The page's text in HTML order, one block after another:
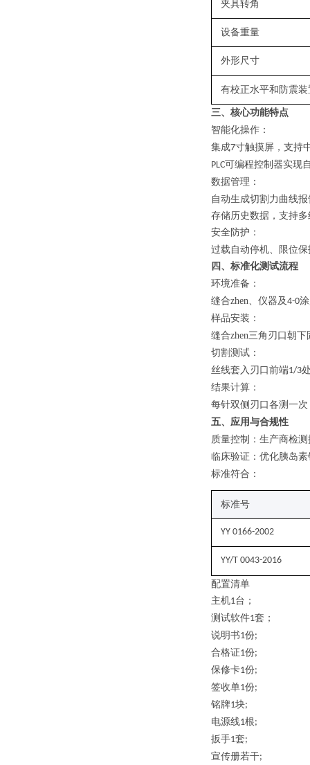
夹具转角
设备重量
外形尺寸
有校正水平和防震
三、核心功能特点
智能化操作 ：
集成7寸触摸屏，支持
PLC可编程控制器实现
数据管理 ：
自动生成切割力曲线
存储历史数据，支持
安全防护 ：
过载自动停机、限位
四、标准化测试流程
环境准备 ：
缝合zhen、仪器及4-0
样品安装 ：
缝合zhen三角刃口朝
切割测试 ：
丝线套入刃口前端1/3
结果计算 ：
每针双侧刃口各测一
五、应用与合规性
质量控制 ：生产商检
临床验证 ：优化胰岛
标准符合 ：
标准号
YY 0166-2002
YY/T 0043-2016
配置清单
主机1台；
测试软件1套；
说明书1份;
合格证1份;
保修卡1份;
签收单1份;
铭牌1块;
电源线1根;
扳手1套;
宣传册若干;